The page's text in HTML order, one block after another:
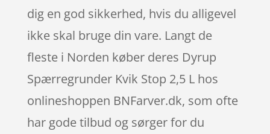
dig en god sikkerhed, hvis du alligevel
ikke skal bruge din vare. Langt de
fleste i Norden køber deres Dyrup
Spærregrunder Kvik Stop 2,5 L hos
onlineshoppen BNFarver.dk, som ofte
har gode tilbud og sørger for du